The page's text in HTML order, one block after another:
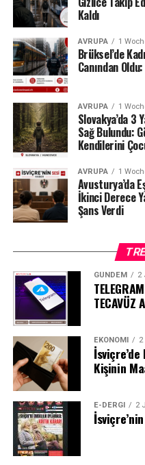
Milyonlarca liralık para
üzerinden derinleşen
makamlarının atacağı bir
durumda.#ahbap
Kaldı
AVRUPA 1
Brüksel’de
Canından
AVRUPA 1
Slovakya’da 3
Sağ Bulundu:
Kendilerini
AVRUPA 1
Avusturya’da
İkinci Derece
Şans Verdi
GÜNDEM 2
TECAVÜZ
EKONOMI
Kişinin
E-DERGI 2